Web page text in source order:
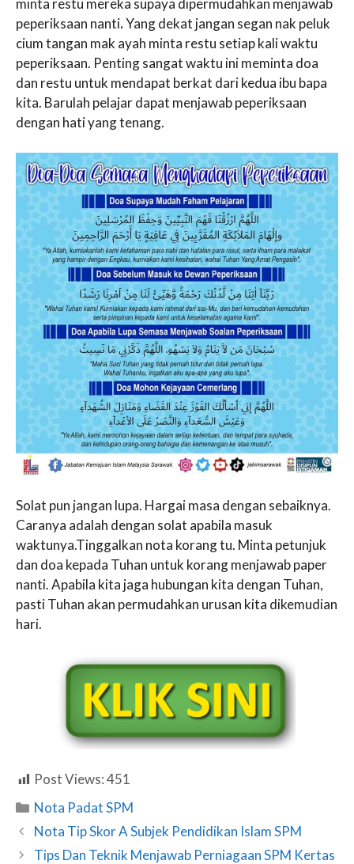
minta restu mereka supaya dipermudahkan menjawab
peperiksaan nanti.Yang dekat jangan segan nak peluk
cium tangan mak ayah minta restu setiap kali waktu
peperiksaan. Penting sangat waktu ini meminta doa
dan restu untuk mendapat berkat dari kedua ibu bapa
kita. Barulah pelajar dapat menjawab peperiksaan
dengan hati yang tenang.
Solat pun jangan lupa. Hargai masa dengan sebaiknya.
Caranya adalah dengan solat apabila masuk
waktunya.Tinggalkan nota korang tu. Minta petunjuk
dan doa kepada Tuhan untuk korang menjawab paper
nanti. Apabila kita jaga hubungan kita dengan Tuhan,
pasti Tuhan akan permudahkan urusan kita dikemudian
hari.
Post Views:451
Categories
Nota Padat SPM
Nota Tip Skor A Subjek Pendidikan Islam SPM
Tips Dan Teknik Menjawab Perniagaan SPM Kertas